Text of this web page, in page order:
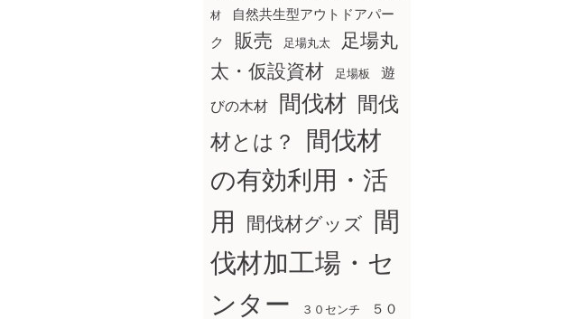
材
自然共生型アウトドアパー
ク
販売 足場丸太
足場丸
太・仮設資材
足場板 遊
びの木材 間伐材 間伐
材とは？
間伐材
の有効利用・活
用
間伐材グッズ
間
伐材加工場・セ
ンター
３０センチ ５０